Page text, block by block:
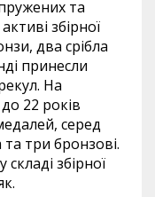
та
збірної
два срібла
принесли
На
22 років
серед
три бронзові.
збірної